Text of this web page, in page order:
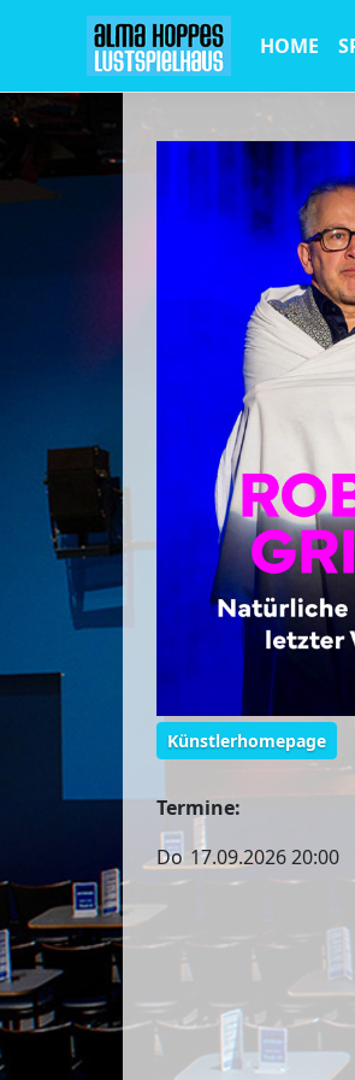
HOME
Künstlerhomepage
Termine:
Do 17.09.2026 20:00